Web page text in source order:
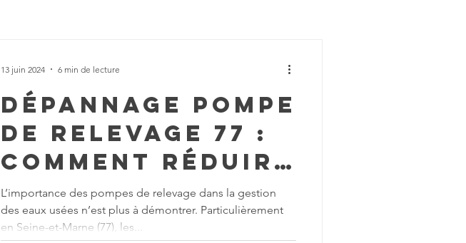
Dépannage pompe
de relevage 77 :
comment réduire
les coûts
d’intervention ?
L’importance des pompes de relevage dans la gestion
des eaux usées n’est plus à démontrer. Particulièrement
en Seine-et-Marne (77), les...
13 juin 2024 6 min de lecture